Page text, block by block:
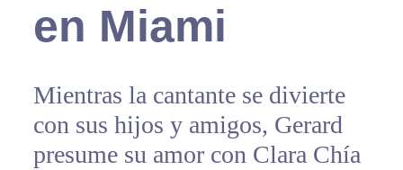
en Miami
Mientras la cantante se divierte
con sus hijos y amigos, Gerard
presume su amor con Clara Chía